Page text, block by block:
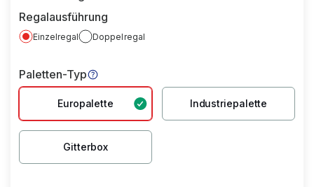
Regalausführung
Einzelregal Doppelregal
Paletten-Typ
Europalette Industriepalette
Gitterbox